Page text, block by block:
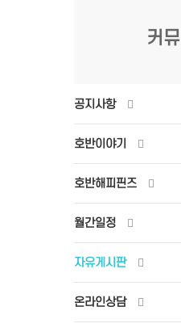
커
공지사항
호반이야기
호반해피핀즈
월간일정
자유게시판
온라인상담